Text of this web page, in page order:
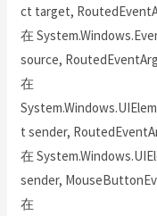
ct target,
在
source,
在
t sender,
在
sender,
在